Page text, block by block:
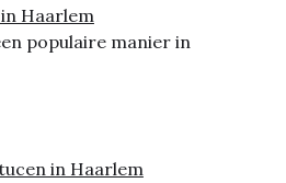
Haarlem
populaire manier in
in Haarlem